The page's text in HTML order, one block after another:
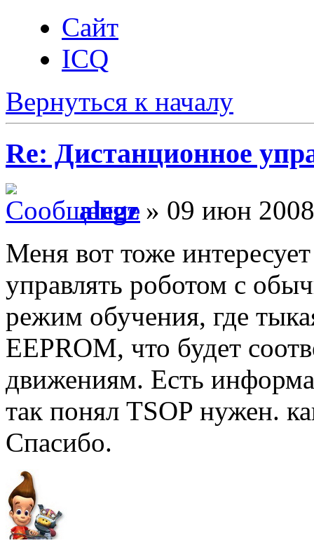
Сайт
ICQ
Вернуться к началу
Re: Дистанционное
alegz» 09 июн
Меня вот тоже
управлять роботом с
режим обучения, где
EEPROM, что будет
движениям. Есть
так понял TSOP нужен.
Спасибо.